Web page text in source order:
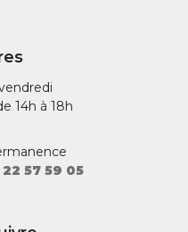
14h à 18h
57 59 05